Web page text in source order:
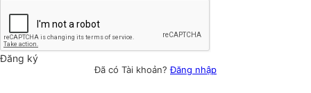
Đăng ký
Đã có Tài khoản?Đăng nhập